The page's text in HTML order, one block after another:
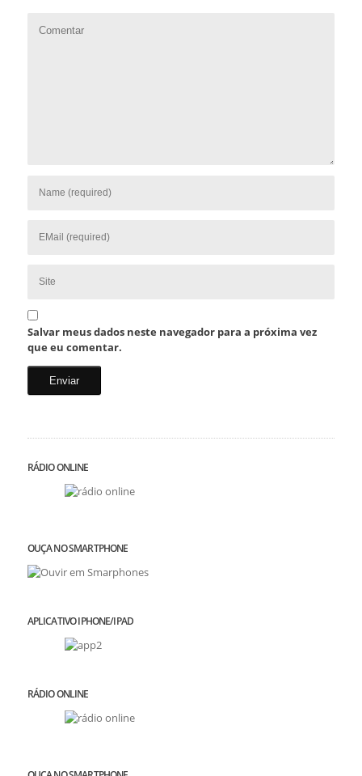
Salvar meus dados neste navegador para a próxima vez
que eu comentar.
RÁDIO ONLINE
OUÇA NO SMARTPHONE
APLICATIVO IPHONE/IPAD
RÁDIO ONLINE